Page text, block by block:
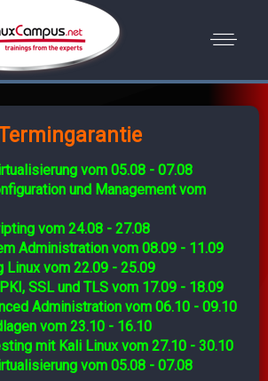
vom 05.08 - 07.08
und Management vom
vom 24.08 - 27.08
Administration vom 08.09 - 11.09
Linux vom 22.09 - 25.09
SSL und TLS vom 17.09 - 18.09
Administration vom 06.10 - 09.10
vom 23.10 - 16.10
mit Kali Linux vom 27.10 - 30.10
vom 05.08 - 07.08